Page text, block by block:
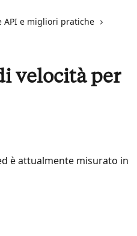
API e migliori pratiche
velocità per
è attualmente misurato in